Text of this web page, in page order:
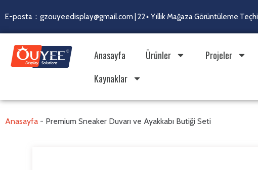
E-posta：gzouyeedisplay@gmail.com | 22+ Yıllık Mağaza Görüntüleme
Anasayfa Ürünler Projeler
Kaynaklar
Anasayfa - Premium Sneaker Duvarı ve Ayakkabı Butiği Seti